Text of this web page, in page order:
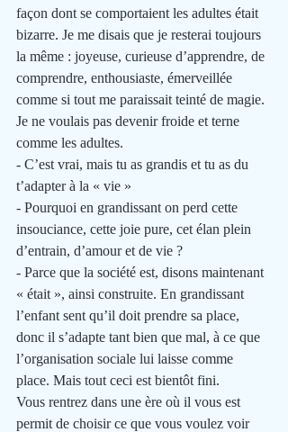
façon dont se comportaient les adultes était
bizarre. Je me disais que je resterai toujours
la même : joyeuse, curieuse d’apprendre, de
comprendre, enthousiaste, émerveillée
comme si tout me paraissait teinté de magie.
Je ne voulais pas devenir froide et terne
comme les adultes.
- C’est vrai, mais tu as grandis et tu as du
t’adapter à la « vie »
- Pourquoi en grandissant on perd cette
insouciance, cette joie pure, cet élan plein
d’entrain, d’amour et de vie ?
- Parce que la société est, disons maintenant
« était », ainsi construite. En grandissant
l’enfant sent qu’il doit prendre sa place,
donc il s’adapte tant bien que mal, à ce que
l’organisation sociale lui laisse comme
place. Mais tout ceci est bientôt fini.
Vous rentrez dans une ère où il vous est
permit de choisir ce que vous voulez voir